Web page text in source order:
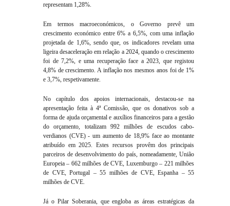
representam 1,28%.
Em termos macroeconómicos, o Governo prevê um
crescimento económico entre 6% a 6,5%, com uma inflação
projetada de 1,6%, sendo que, os indicadores revelam uma
ligeira desaceleração em relação a 2024, quando o crescimento
foi de 7,2%, e uma recuperação face a 2023, que registou
4,8% de crescimento. A inflação nos mesmos anos foi de 1%
e 3,7%, respetivamente.
No capítulo dos apoios internacionais, destacou-se na
apresentação feita à 4ª Comissão, que os donativos sob a
forma de ajuda orçamental e auxílios financeiros para a gestão
do orçamento, totalizam 992 milhões de escudos cabo-
verdianos (CVE) - um aumento de 18,9% face ao montante
atribuído em 2025. Estes recursos provêm dos principais
parceiros de desenvolvimento do país, nomeadamente, União
Europeia – 662 milhões de CVE, Luxemburgo – 221 milhões
de CVE, Portugal – 55 milhões de CVE, Espanha – 55
milhões de CVE.
Já o Pilar Soberania, que engloba as áreas estratégicas da